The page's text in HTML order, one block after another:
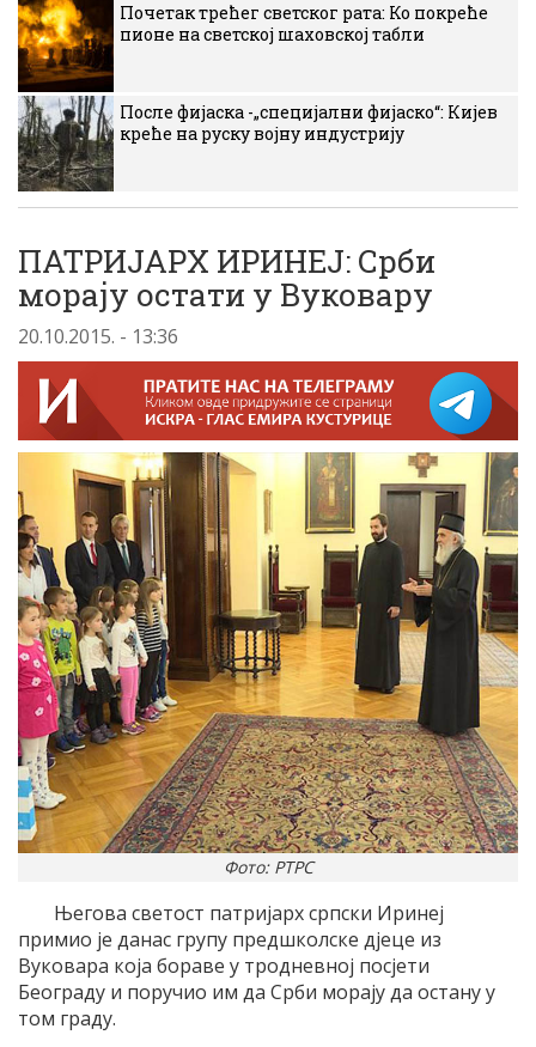
Почетак трећег светског рата: Ко покреће
пионе на светској шаховској табли
После фијаска -„специјални фијаско“: Кијев
креће на руску војну индустрију
ПАТРИЈАРХ ИРИНЕЈ: Срби
морају остати у Вуковару
20.10.2015. - 13:36
Фото: РТРС
Његова светост патријарх српски Иринеј
примио је данас групу предшколске дјеце из
Вуковара која бораве у тродневној посјети
Београду и поручио им да Срби морају да остану у
том граду.